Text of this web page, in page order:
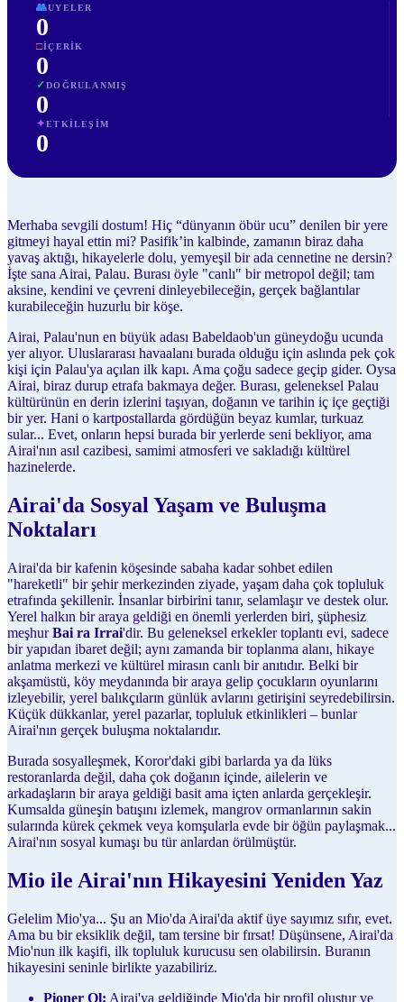
👥UYELER
0
□İÇERIK
0
✓DOĞRULANMIŞ
0
✦ETKILEŞIM
0
Merhaba sevgili dostum! Hiç “dünyanın öbür ucu” denilen bir yere
gitmeyi hayal ettin mi? Pasifik’in kalbinde, zamanın biraz daha
yavaş aktığı, hikayelerle dolu, yemyeşil bir ada cennetine ne dersin?
İşte sana Airai, Palau. Burası öyle "canlı" bir metropol değil; tam
aksine, kendini ve çevreni dinleyebileceğin, gerçek bağlantılar
kurabileceğin huzurlu bir köşe.
Airai, Palau'nun en büyük adası Babeldaob'un güneydoğu ucunda
yer alıyor. Uluslararası havaalanı burada olduğu için aslında pek çok
kişi için Palau'ya açılan ilk kapı. Ama çoğu sadece geçip gider. Oysa
Airai, biraz durup etrafa bakmaya değer. Burası, geleneksel Palau
kültürünün en derin izlerini taşıyan, doğanın ve tarihin iç içe geçtiği
bir yer. Hani o kartpostallarda gördüğün beyaz kumlar, turkuaz
sular... Evet, onların hepsi burada bir yerlerde seni bekliyor, ama
Airai'nın asıl cazibesi, samimi atmosferi ve sakladığı kültürel
hazinelerde.
Airai'da Sosyal Yaşam ve Buluşma
Noktaları
Airai'da bir kafenin köşesinde sabaha kadar sohbet edilen
"hareketli" bir şehir merkezinden ziyade, yaşam daha çok topluluk
etrafında şekillenir. İnsanlar birbirini tanır, selamlaşır ve destek olur.
Yerel halkın bir araya geldiği en önemli yerlerden biri, şüphesiz
meşhurBai ra Irrai'dir. Bu geleneksel erkekler toplantı evi, sadece
bir yapıdan ibaret değil; aynı zamanda bir toplanma alanı, hikaye
anlatma merkezi ve kültürel mirasın canlı bir anıtıdır. Belki bir
akşamüstü, köy meydanında bir araya gelip çocukların oyunlarını
izleyebilir, yerel balıkçıların günlük avlarını getirişini seyredebilirsin.
Küçük dükkanlar, yerel pazarlar, topluluk etkinlikleri – bunlar
Airai'nın gerçek buluşma noktalarıdır.
Burada sosyalleşmek, Koror'daki gibi barlarda ya da lüks
restoranlarda değil, daha çok doğanın içinde, ailelerin ve
arkadaşların bir araya geldiği basit ama içten anlarda gerçekleşir.
Kumsalda güneşin batışını izlemek, mangrov ormanlarının sakin
sularında kürek çekmek veya komşularla evde bir öğün paylaşmak...
Airai'nın sosyal kumaşı bu tür anlardan örülmüştür.
Mio ile Airai'nın Hikayesini Yeniden Yaz
Gelelim Mio'ya... Şu an Mio'da Airai'da aktif üye sayımız sıfır, evet.
Ama bu bir eksiklik değil, tam tersine bir fırsat! Düşünsene, Airai'da
Mio'nun ilk kaşifi, ilk topluluk kurucusu sen olabilirsin. Buranın
hikayesini seninle birlikte yazabiliriz.
Pioner Ol: Airai'ya geldiğinde Mio'da bir profil oluştur ve